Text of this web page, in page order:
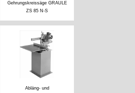
Gehrungskreissäge GRAULE
ZS 85 N-S
Abläng- und